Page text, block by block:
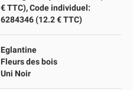
€ TTC), Code individuel:
6284346 (12.2 € TTC)
Eglantine
Fleurs des bois
Uni Noir